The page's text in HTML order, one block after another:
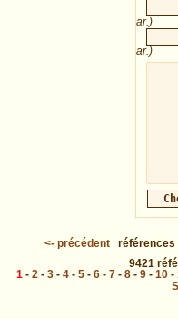
ar.)
ar.)
<- précédent références
9421
1- 2- 3- 4- 5- 6- 7- 8- 9- 10-